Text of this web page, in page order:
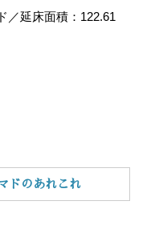
／延床面積：122.61
ドのあれこれ